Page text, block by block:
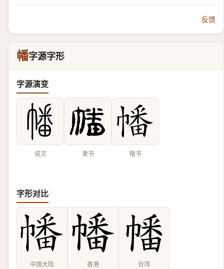
反馈
幡字源字形
字源演变
说文 隶书 楷书
字形对比
中国大陆 香港 台湾